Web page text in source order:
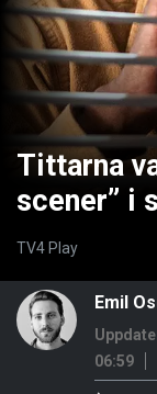
Tittarna
scener” i
TV4 Play
Emil
06:59